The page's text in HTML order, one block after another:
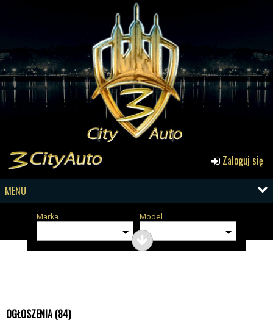
Zaloguj się
MENU
Marka Model
OGŁOSZENIA (84)